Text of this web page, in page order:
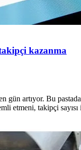
takipçi kazanma
gün artıyor. Bu
etmeni, takipçi